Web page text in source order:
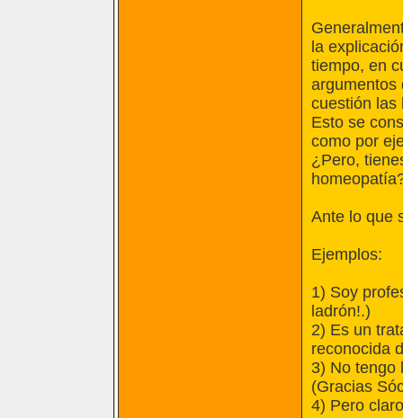
la
tiempo, en
argumentos
cuestión las
Esto se
como por
¿Pero,
Ante lo que
Ejemplos:
1) Soy
ladrón!.)
2) Es un
reconocida
3) No tengo
(Gracias
4) Pero